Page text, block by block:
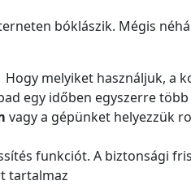
bóklászik. Mégis
Hogy melyiket használjuk, a
egy időben egyszerre
vagy a gépünket helyezzük
funkciót. A biztonsági
tartalmaz